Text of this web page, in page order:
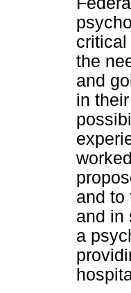
critical
the
and
in
and to
and in
a